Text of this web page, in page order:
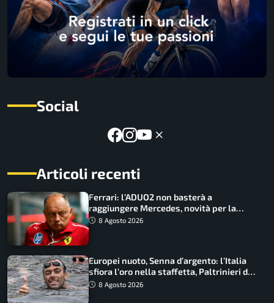
Social
Articoli recenti
Ferrari: l’ADUO2 non basterà a
raggiungere Mercedes, novità per la
Macarena
8 Agosto 2026
Europei nuoto, Senna d’argento: l’Italia
sfiora l’oro nella staffetta, Paltrinieri da
urlo, il bilancio azzurro
8 Agosto 2026